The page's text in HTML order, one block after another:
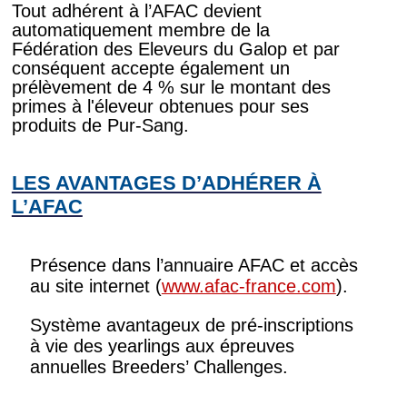
Tout adhérent à l’AFAC devient
automatiquement membre de la
Fédération des Eleveurs du Galop et par
conséquent accepte également un
prélèvement de 4 % sur le montant des
primes à l'éleveur obtenues pour ses
produits de Pur-Sang.
LES AVANTAGES D’ADHÉRER À
L’AFAC
Présence dans l’annuaire AFAC et accès
au site internet (www.afac-france.com).
Système avantageux de pré-inscriptions
à vie des yearlings aux épreuves
annuelles Breeders’ Challenges.